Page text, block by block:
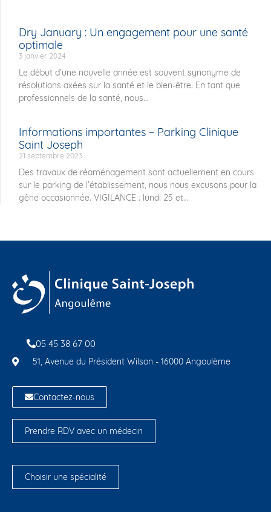
Dry January : Un engagement pour une santé
optimale
3 janvier 2024
Le début d’une nouvelle année est souvent synonyme de
résolutions axées sur la santé et le bien-être. En tant que
professionnels de la santé, nous...
Informations importantes – Parking Clinique
Saint Joseph
21 septembre 2023
Des travaux de réaménagement sont actuellement en cours
sur le parking de l’établissement, nous nous excusons pour la
gêne occasionnée. VIGILANCE : lundi 25 et...
05 45 38 67 00
51, Avenue du Président Wilson - 16000 Angoulème
Contactez-nous
Prendre RDV avec un médecin
Choisir une spécialité